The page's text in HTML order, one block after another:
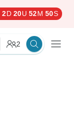
2D 20U 52M 49S
2